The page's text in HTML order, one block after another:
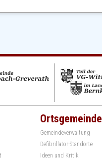
Ortsgemeinde
Gemeindeverwaltung
Defibrillator-Standorte
Ideen und Kritik